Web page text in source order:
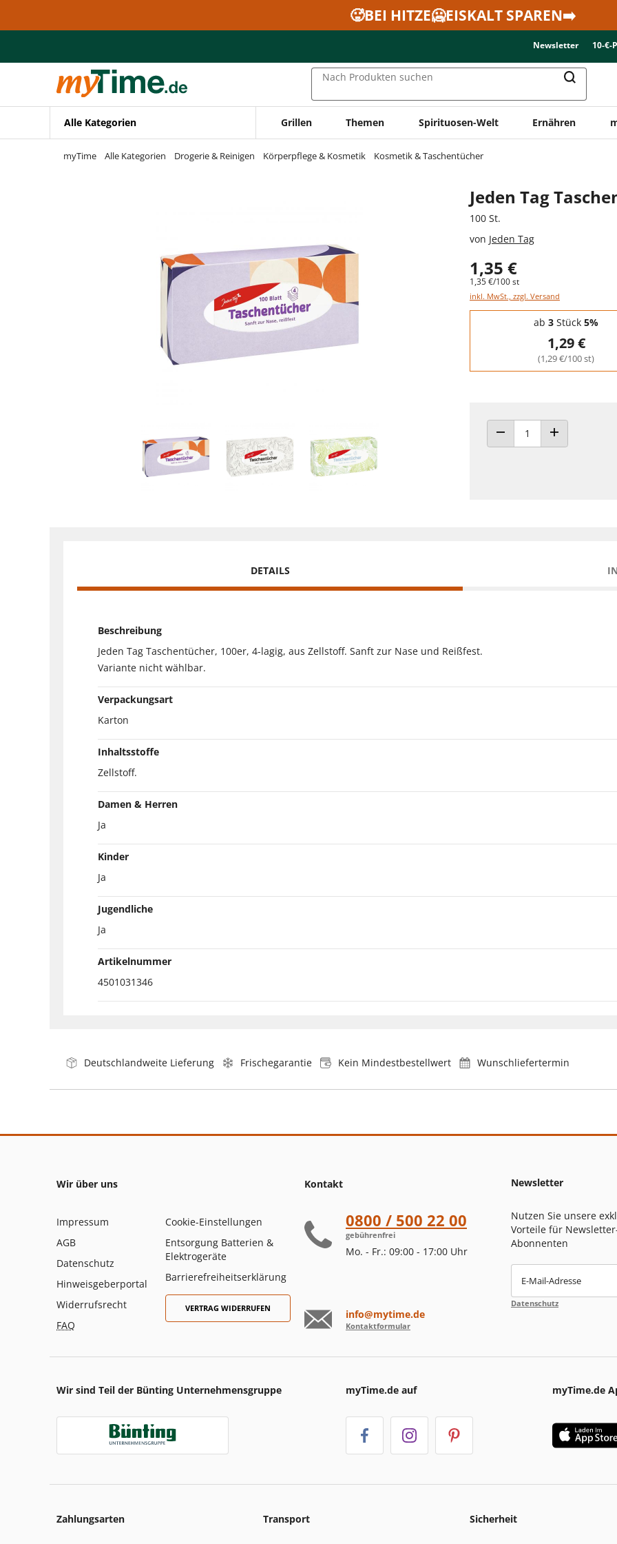
Zur Navigation springen
🥵BEI HITZE🥶EISKALT SPAREN➡️
Newsletter 10-€-
Nach Produkten suchen
Alle Kategorien Grillen Themen Spirituosen-Welt Ernähren
myTime Alle Kategorien Drogerie & Reinigen Körperpflege & Kosmetik Kosmetik & Taschentücher
Jeden Tag
100 St.
von Jeden Tag
1,35 €
1,35 €/100 st
inkl. MwSt., zzgl. Versand
Staffelpreise - Mengenrabatt
ab 3 Stück 5%
1,29 €
(1,29 €/100 st)
ANZAHL VERRINGERN
ANZAHL
DETAILS
Beschreibung
Jeden Tag Taschentücher, 100er, 4-lagig, aus Zellstoff. Sanft zur Nase und Reißfest.
Variante nicht wählbar.
Verpackungsart
Karton
Inhaltsstoffe
Zellstoff.
Damen & Herren
Ja
Kinder
Ja
Jugendliche
Ja
Artikelnummer
4501031346
Deutschlandweite Lieferung Frischegarantie Kein Mindestbestellwert Wunschliefertermin
Wir über uns
Impressum
AGB
Datenschutz
Hinweisgeberportal
Widerrufsrecht
FAQ
Cookie-Einstellungen
Entsorgung Batterien &
Elektrogeräte
Barrierefreiheitserklärung
VERTRAG WIDERRUFEN
Kontakt
0800 / 500 22 00
gebührenfrei
Mo. - Fr.: 09:00 - 17:00 Uhr
info@mytime.de
Kontaktformular
Newsletter
Nutzen Sie unsere
Vorteile für
Abonnenten
E-Mail-Adresse
Datenschutz
Wir sind Teil der Bünting Unternehmensgruppe myTime.de auf myTime.de
Zahlungsarten Transport Sicherheit